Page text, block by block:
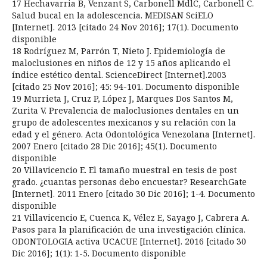
17 Hechavarria B, Venzant S, Carbonell MdlC, Carbonell C.
Salud bucal en la adolescencia. MEDISAN SciELO
[Internet]. 2013 [citado 24 Nov 2016]; 17(1). Documento
disponible
18 Rodríguez M, Parrón T, Nieto J. Epidemiología de
maloclusiones en niños de 12 y 15 años aplicando el
índice estético dental. ScienceDirect [Internet].2003
[citado 25 Nov 2016]; 45: 94-101. Documento disponible
19 Murrieta J, Cruz P, López J, Marques Dos Santos M,
Zurita V. Prevalencia de maloclusiones dentales en un
grupo de adolescentes mexicanos y su relación con la
edad y el género. Acta Odontológica Venezolana [Internet].
2007 Enero [citado 28 Dic 2016]; 45(1). Documento
disponible
20 Villavicencio E. El tamaño muestral en tesis de post
grado. ¿cuantas personas debo encuestar? ResearchGate
[Internet]. 2011 Enero [citado 30 Dic 2016]; 1-4. Documento
disponible
21 Villavicencio E, Cuenca K, Vélez E, Sayago J, Cabrera A.
Pasos para la planificación de una investigación clínica.
ODONTOLOGIA activa UCACUE [Internet]. 2016 [citado 30
Dic 2016]; 1(1): 1-5. Documento disponible